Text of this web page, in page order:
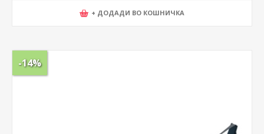
+ ДОДАДИ ВО КОШНИЧКА
-14%